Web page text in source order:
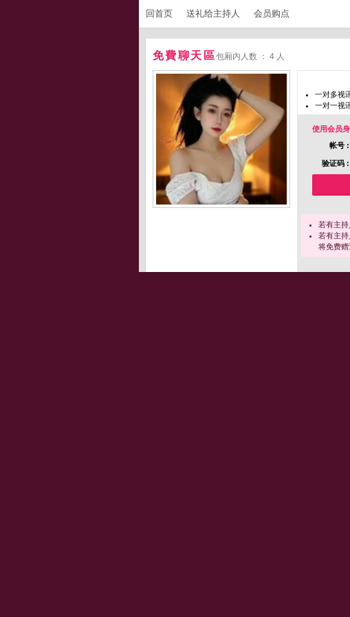
回首页 送礼给主持人 会员购点
免費聊天區包厢内人数 ： 4 人
一对多视
一对一视
使用会员
帐号 :
验证码 :
若有主持
若有主
将免费赠